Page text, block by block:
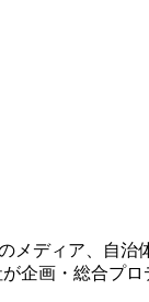
メディア、自
企画・総合プロ